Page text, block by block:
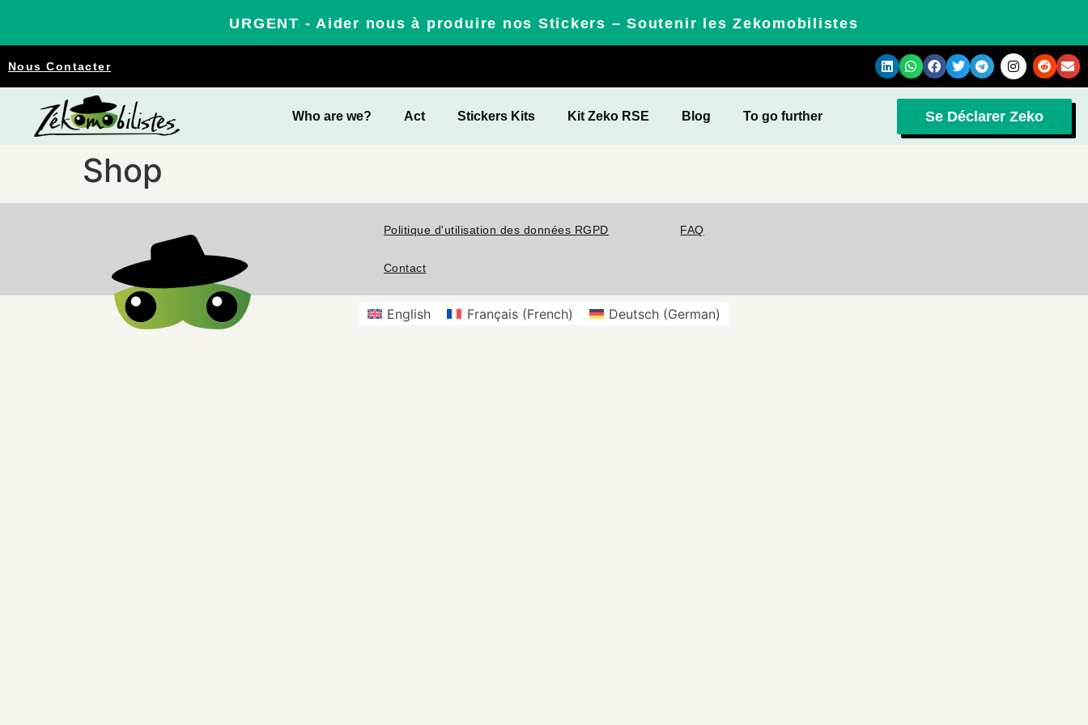
URGENT - Aider nous à produire nos Stickers – Soutenir les Zekomobilistes
Nous Contacter
Who are we? Act Stickers Kits Kit Zeko RSE Blog To go further Se Déclarer Zeko
Shop
Politique d'utilisation des données RGPD FAQ
Contact
English Français(French) Deutsch (German)